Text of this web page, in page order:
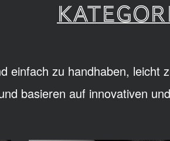
einfach zu handhaben, leicht
basieren auf innovativen